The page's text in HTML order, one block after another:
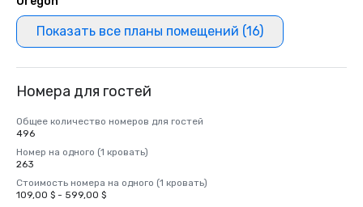
Показать все планы помещений (16)
Номера для гостей
Общее количество номеров для гостей
496
Номер на одного (1 кровать)
263
Стоимость номера на одного (1 кровать)
109,00 $ - 599,00 $